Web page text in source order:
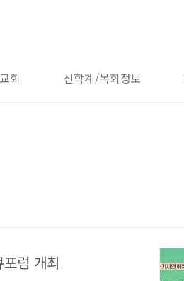
회 신학계/목회정보
럼 개최